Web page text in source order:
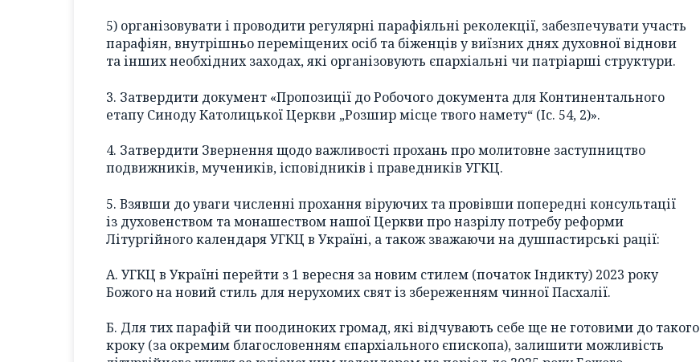
5) організовувати і проводити регулярні парафіяльні реколекції, забезпечувати участь
парафіян, внутрішньо переміщених осіб та біженців у виїзних днях духовної віднови
та інших необхідних заходах, які організовують єпархіальні чи патріарші структури.
3. Затвердити документ «Пропозиції до Робочого документа для Континентального
етапу Синоду Католицької Церкви „Розшир місце твого намету“ (Іс. 54, 2)».
4. Затвердити Звернення щодо важливості прохань про молитовне заступництво
подвижників, мучеників, ісповідників і праведників УГКЦ.
5. Взявши до уваги численні прохання віруючих та провівши попередні консультації
із духовенством та монашеством нашої Церкви про назрілу потребу реформи
Літургійного календаря УГКЦ в Україні, а також зважаючи на душпастирські рації:
А. УГКЦ в Україні перейти з 1 вересня за новим стилем (початок Індикту) 2023 року
Божого на новий стиль для нерухомих свят із збереженням чинної Пасхалії.
Б. Для тих парафій чи поодиноких громад, які відчувають себе ще не готовими до такого
кроку (за окремим благословенням єпархіального єпископа), залишити можливість